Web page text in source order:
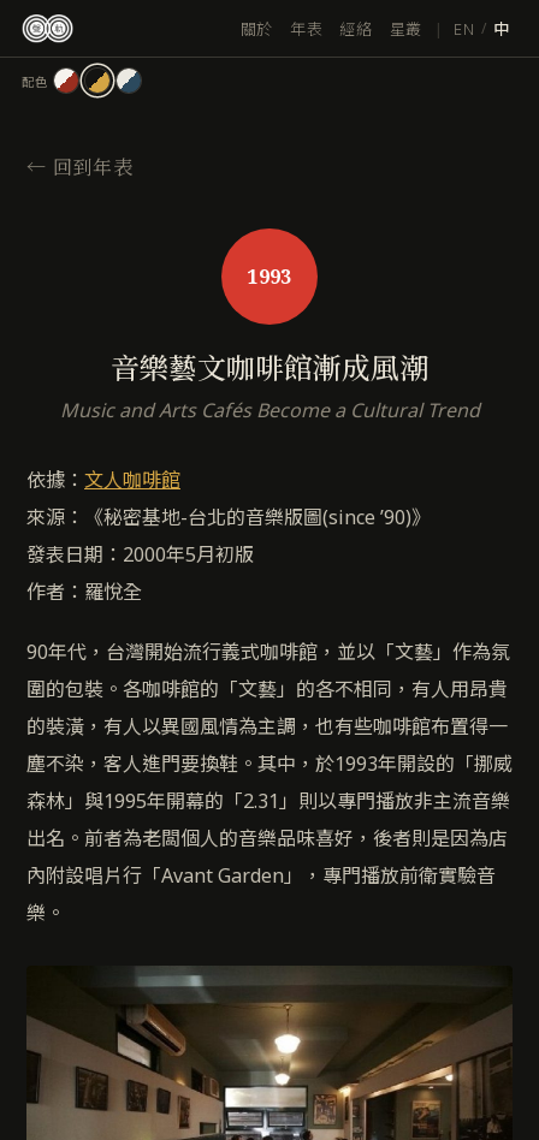
關於 年表 經絡 星叢 | EN / 中
配色
← 回到年表
1993
音樂藝文咖啡館漸成風潮
Music and Arts Cafés Become a Cultural Trend
依據： 文人咖啡館
來源：《秘密基地-台北的音樂版圖(since ’90)》
發表日期：2000年5月初版
作者：羅悅全
90年代，台灣開始流行義式咖啡館，並以「文藝」作為氛
圍的包裝。各咖啡館的「文藝」的各不相同，有人用昂貴
的裝潢，有人以異國風情為主調，也有些咖啡館布置得一
塵不染，客人進門要換鞋。其中，於1993年開設的「挪威
森林」與1995年開幕的「2.31」則以專門播放非主流音樂
出名。前者為老闆個人的音樂品味喜好，後者則是因為店
內附設唱片行「Avant Garden」，專門播放前衛實驗音
樂。